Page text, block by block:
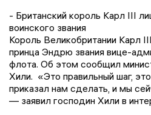
- Британский король Карл III
воинского звания
Король Великобритании Карл
принца Эндрю звания вице-
флота. Об этом сообщил
Хили. «Это правильный шаг,
приказал нам сделать, и мы
— заявил господин Хили в